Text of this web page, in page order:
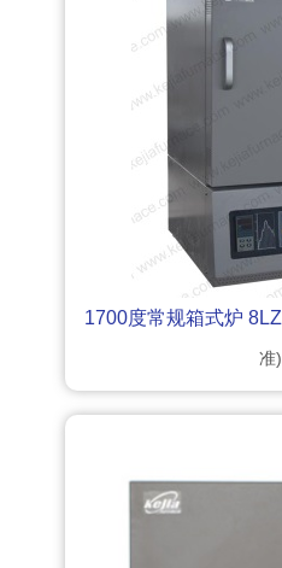
1700度常规箱式炉 8LZ
准)